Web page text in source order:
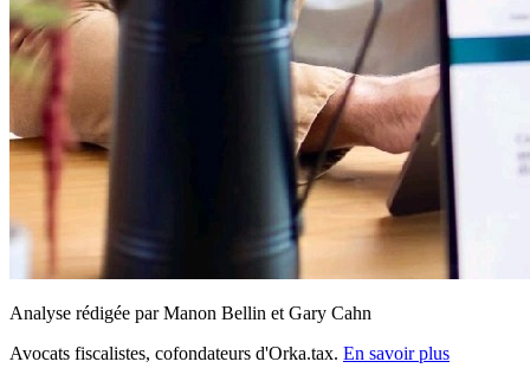
Analyse rédigée par Manon Bellin et Gary Cahn
Avocats fiscalistes, cofondateurs d'Orka.tax. En savoir plus